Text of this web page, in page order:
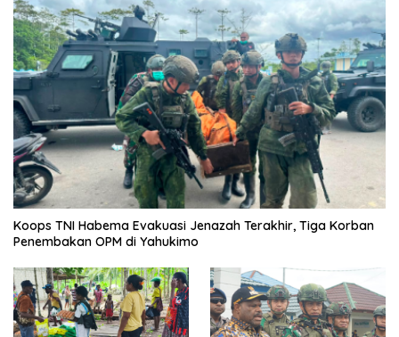
Koops TNI Habema Evakuasi Jenazah Terakhir, Tiga Korban
Penembakan OPM di Yahukimo